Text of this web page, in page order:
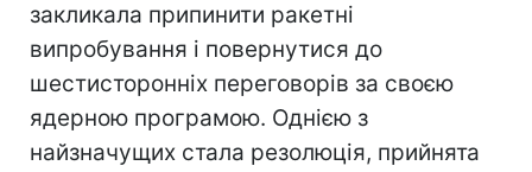
закликала припинити ракетні
випробування і повернутися до
шестисторонніх переговорів за своєю
ядерною програмою. Однією з
найзначущих стала резолюція, прийнята